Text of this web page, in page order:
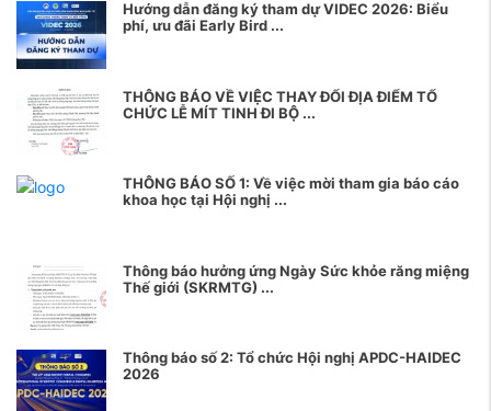
Hướng dẫn đăng ký tham dự VIDEC 2026: Biểu
phí, ưu đãi Early Bird ...
THÔNG BÁO VỀ VIỆC THAY ĐỔI ĐỊA ĐIỂM TỔ
CHỨC LỄ MÍT TINH ĐI BỘ ...
THÔNG BÁO SỐ 1: Về việc mời tham gia báo cáo
khoa học tại Hội nghị ...
Thông báo hưởng ứng Ngày Sức khỏe răng miệng
Thế giới (SKRMTG) ...
Thông báo số 2: Tổ chức Hội nghị APDC-HAIDEC
2026